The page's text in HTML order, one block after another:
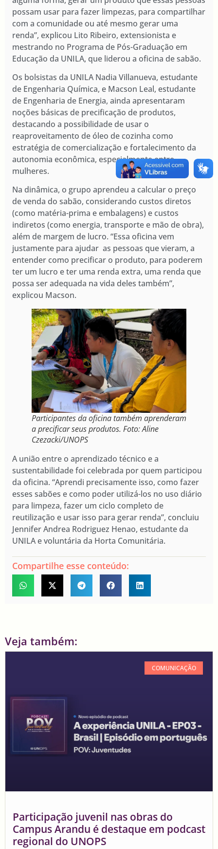
possam usar para fazer limpezas, para compartilhar
com a comunidade ou até mesmo gerar uma
renda”, explicou Lito Ribeiro, extensionista e
mestrando no Programa de Pós-Graduação em
Educação da UNILA, que liderou a oficina de sabão.
Os bolsistas da UNILA Nadia Villanueva, estudante
de Engenharia Química, e Macson Leal, estudante
de Engenharia de Energia, ainda apresentaram
noções básicas de precificação de produtos,
destacando a possibilidade de usar o
reaproveitamento de óleo de cozinha como
estratégia de comercialização e fortalecimento da
autonomia econômica, especialmente entre
mulheres.
Na dinâmica, o grupo aprendeu a calcular o preço
de venda do sabão, considerando custos diretos
(como matéria-prima e embalagens) e custos
indiretos (como energia, transporte e mão de obra),
além de margem de lucro. “Essa oficina vem
justamente para ajudar as pessoas que vieram, a
entender como precificar o produto, para poderem
ter um lucro e ter uma renda extra, uma renda que
possa ser adequada na vida deles também”,
explicou Macson.
Participantes da oficina também aprenderam
a precificar seus produtos. Foto: Aline
Czezacki/UNOPS
A união entre o aprendizado técnico e a
sustentabilidade foi celebrada por quem participou
da oficina. “Aprendi precisamente isso, como fazer
esses sabões e como poder utilizá-los no uso diário
para limpeza, fazer um ciclo completo de
reutilização e usar isso para gerar renda”, concluiu
Jennifer Andrea Rodriguez Henao, estudante da
UNILA e voluntária da Horta Comunitária.
Compartilhe esse conteúdo:
Veja também:
COMUNICAÇÃO
Participação juvenil nas obras do
Campus Arandu é destaque em podcast
regional do UNOPS